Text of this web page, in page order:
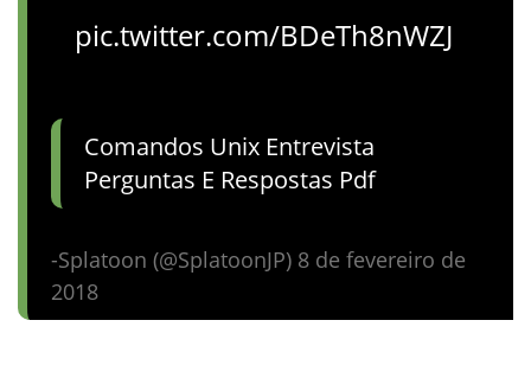
pic.twitter.com/BDeTh8nWZJ
Comandos Unix Entrevista
Perguntas E Respostas Pdf
-Splatoon (@SplatoonJP) 8 de fevereiro de
2018